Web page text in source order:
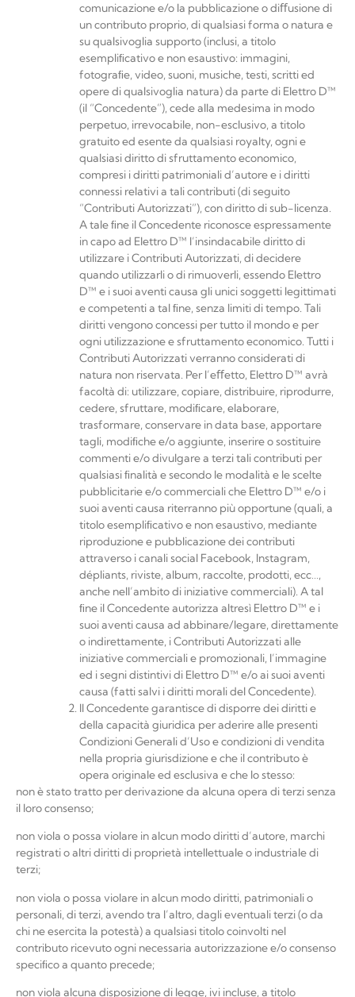
comunicazione e/o la pubblicazione o diﬀusione di
un contributo proprio, di qualsiasi forma o natura e
su qualsivoglia supporto (inclusi, a titolo
esempliﬁcativo e non esaustivo: immagini,
fotograﬁe, video, suoni, musiche, testi, scritti ed
opere di qualsivoglia natura) da parte di Elettro D™
(il “Concedente”), cede alla medesima in modo
perpetuo, irrevocabile, non-esclusivo, a titolo
gratuito ed esente da qualsiasi royalty, ogni e
qualsiasi diritto di sfruttamento economico,
compresi i diritti patrimoniali d’autore e i diritti
connessi relativi a tali contributi (di seguito
“Contributi Autorizzati”), con diritto di sub-licenza.
A tale ﬁne il Concedente riconosce espressamente
in capo ad Elettro D™ l’insindacabile diritto di
utilizzare i Contributi Autorizzati, di decidere
quando utilizzarli o di rimuoverli, essendo Elettro
D™ e i suoi aventi causa gli unici soggetti legittimati
e competenti a tal ﬁne, senza limiti di tempo. Tali
diritti vengono concessi per tutto il mondo e per
ogni utilizzazione e sfruttamento economico. Tutti i
Contributi Autorizzati verranno considerati di
natura non riservata. Per l’eﬀetto, Elettro D™ avrà
facoltà di: utilizzare, copiare, distribuire, riprodurre,
cedere, sfruttare, modiﬁcare, elaborare,
trasformare, conservare in data base, apportare
tagli, modiﬁche e/o aggiunte, inserire o sostituire
commenti e/o divulgare a terzi tali contributi per
qualsiasi ﬁnalità e secondo le modalità e le scelte
pubblicitarie e/o commerciali che Elettro D™ e/o i
suoi aventi causa riterranno più opportune (quali, a
titolo esempliﬁcativo e non esaustivo, mediante
riproduzione e pubblicazione dei contributi
attraverso i canali social Facebook, Instagram,
dépliants, riviste, album, raccolte, prodotti, ecc…,
anche nell’ambito di iniziative commerciali). A tal
ﬁne il Concedente autorizza altresì Elettro D™ e i
suoi aventi causa ad abbinare/legare, direttamente
o indirettamente, i Contributi Autorizzati alle
iniziative commerciali e promozionali, l’immagine
ed i segni distintivi di Elettro D™ e/o ai suoi aventi
causa (fatti salvi i diritti morali del Concedente).
Il Concedente garantisce di disporre dei diritti e
della capacità giuridica per aderire alle presenti
Condizioni Generali d’Uso e condizioni di vendita
nella propria giurisdizione e che il contributo è
opera originale ed esclusiva e che lo stesso:
non è stato tratto per derivazione da alcuna opera di terzi senza
il loroconsenso;
non viola o possa violare in alcun modo diritti d’autore, marchi
registrati o altri diritti di proprietà intellettuale o industriale di
terzi;
non viola o possa violare in alcun modo diritti, patrimoniali o
personali, di terzi, avendo tra l’altro, dagli eventuali terzi (o da
chi ne esercita la potestà) a qualsiasi titolo coinvolti nel
contributo ricevuto ogni necessaria autorizzazione e/o consenso
speciﬁco a quanto precede;
non viola alcuna disposizione di legge, ivi incluse, a titolo